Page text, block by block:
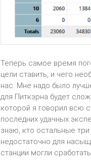
Теперь самое время
цели ставить, и чего
нас. Мне надо было
для Питкэрна будет
которой я говорил всю
последних удачных
знаю, кто остальные
недостаточно для
станции могли